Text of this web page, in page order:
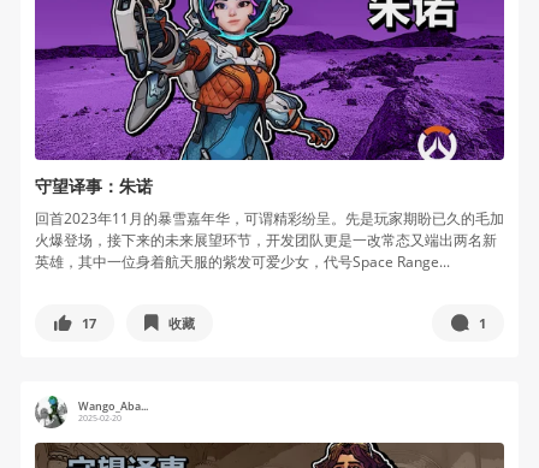
守望译事：朱诺
回首2023年11月的暴雪嘉年华，可谓精彩纷呈。先是玩家期盼已久的毛加
火爆登场，接下来的未来展望环节，开发团队更是一改常态又端出两名新
英雄，其中一位身着航天服的紫发可爱少女，代号Space Range...
17 收藏 1
Wango_Aba...
2025-02-20